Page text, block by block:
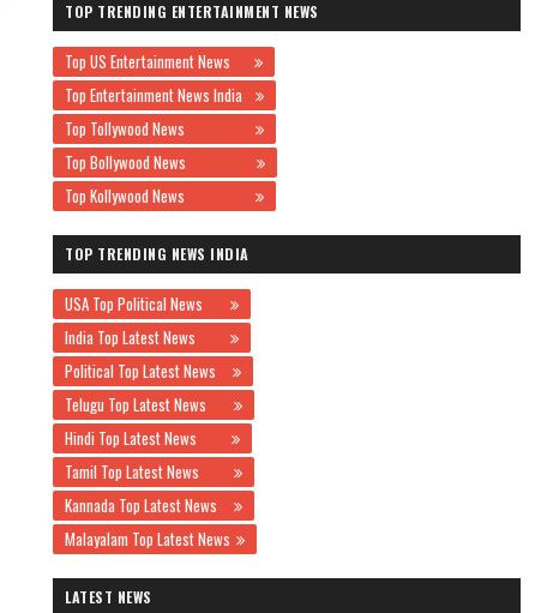
TOP TRENDING ENTERTAINMENT NEWS
Top US Entertainment News
Top Entertainment News India
Top Tollywood News
Top Bollywood News
Top Kollywood News
TOP TRENDING NEWS INDIA
USA Top Political News
India Top Latest News
Political Top Latest News
Telugu Top Latest News
Hindi Top Latest News
Tamil Top Latest News
Kannada Top Latest News
Malayalam Top Latest News
LATEST NEWS